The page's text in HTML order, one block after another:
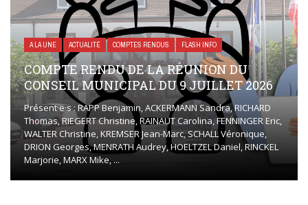
A LA UNE ACTUALITÉ COMPTES RENDUS FLASH INFO
COMPTE RENDU DE LA RÉUNION DU
CONSEIL MUNICIPAL DU 9 JUILLET 2026
Présent·e·s : RAPP Benjamin, ACKERMANN Sandra, RICHARD
Thomas, RIEGERT Christine, RAINAUT Carolina, FENNINGER Eric,
WALTER Christine, KREMSER Jean-Marc, SCHALL Véronique,
DRION Georges, MENRATH Audrey, HOELTZEL Daniel, RINCKEL
Marjorie, MARX Mike, ...